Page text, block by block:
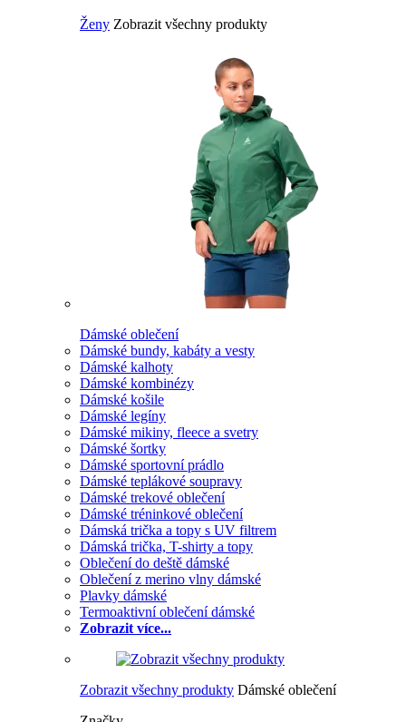
Ženy Zobrazit všechny produkty
Dámské oblečení
Dámské bundy, kabáty a vesty
Dámské kalhoty
Dámské kombinézy
Dámské košile
Dámské legíny
Dámské mikiny, fleece a svetry
Dámské šortky
Dámské sportovní prádlo
Dámské teplákové soupravy
Dámské trekové oblečení
Dámské tréninkové oblečení
Dámská trička a topy s UV filtrem
Dámská trička, T-shirty a topy
Oblečení do deště dámské
Oblečení z merino vlny dámské
Plavky dámské
Termoaktivní oblečení dámské
Zobrazit více...
Zobrazit všechny produkty Dámské oblečení